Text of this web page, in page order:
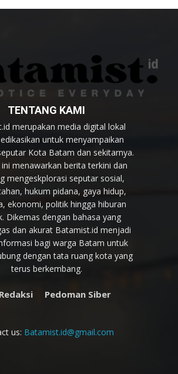
TENTANG KAMI
merupakan media digital lokal
untuk menyampaikan
Kota Batam dan sekitarnya.
menawarkan berita terkini dan
mengeskplorasi seputar sosial,
hukum pidana, gaya hidup,
ekonomi, politik hingga hiburan
Dikemas dengan bahasa yang
dan akurat Batamist.id menjadi
bagi warga Batam untuk
dengan tata ruang kota yang
terus berkembang.
Redaksi Pedoman Siber
us: Batamist.id@gmail.com